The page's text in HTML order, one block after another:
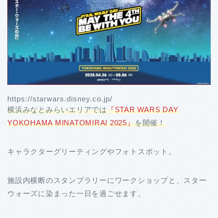
https://starwars.disney.co.jp/
横浜みなとみらいエリアでは『STAR WARS DAY
YOKOHAMA MINATOMIRAI 2025』を開催！
キャラクターグリーティングやフォトスポット。
施設内横断のスタンプラリーにワークショップと、スター
ウォーズに染まった一日を過ごせます。